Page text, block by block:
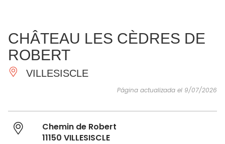
IMPRESCINDIBLES
HACER
INSPIRACIONES
CHÂTEAU LES CÈDRES DE
ROBERT
VILLESISCLE
Página actualizada el 9/07/2026
Chemin de Robert
11150 VILLESISCLE